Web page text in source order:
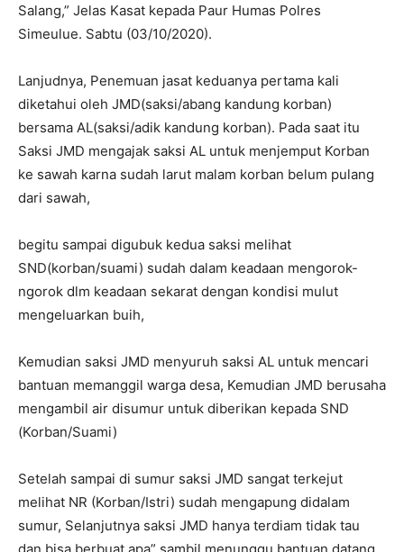
Salang,” Jelas Kasat kepada Paur Humas Polres
Simeulue. Sabtu (03/10/2020).
Lanjudnya, Penemuan jasat keduanya pertama kali
diketahui oleh JMD(saksi/abang kandung korban)
bersama AL(saksi/adik kandung korban). Pada saat itu
Saksi JMD mengajak saksi AL untuk menjemput Korban
ke sawah karna sudah larut malam korban belum pulang
dari sawah,
begitu sampai digubuk kedua saksi melihat
SND(korban/suami) sudah dalam keadaan mengorok-
ngorok dlm keadaan sekarat dengan kondisi mulut
mengeluarkan buih,
Kemudian saksi JMD menyuruh saksi AL untuk mencari
bantuan memanggil warga desa, Kemudian JMD berusaha
mengambil air disumur untuk diberikan kepada SND
(Korban/Suami)
Setelah sampai di sumur saksi JMD sangat terkejut
melihat NR (Korban/Istri) sudah mengapung didalam
sumur, Selanjutnya saksi JMD hanya terdiam tidak tau
dan bisa berbuat apa” sambil menunggu bantuan datang,